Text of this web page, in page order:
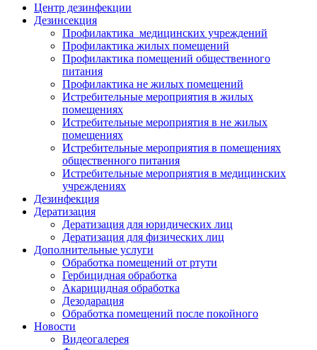
Центр дезинфекции
Дезинсекция
Профилактика медицинских учреждений
Профилактика жилых помещений
Профилактика помещений общественного
питания
Профилактика не жилых помещений
Истребительные мероприятия в жилых
помещениях
Истребительные мероприятия в не жилых
помещениях
Истребительные мероприятия в помещениях
общественного питания
Истребительные мероприятия в медицинских
учреждениях
Дезинфекция
Дератизация
Дератизация для юридических лиц
Дератизация для физических лиц
Дополнительные услуги
Обработка помещений от ртути
Гербицидная обработка
Акарицидная обработка
Дезодарация
Обработка помещений после покойного
Новости
Видеогалерея